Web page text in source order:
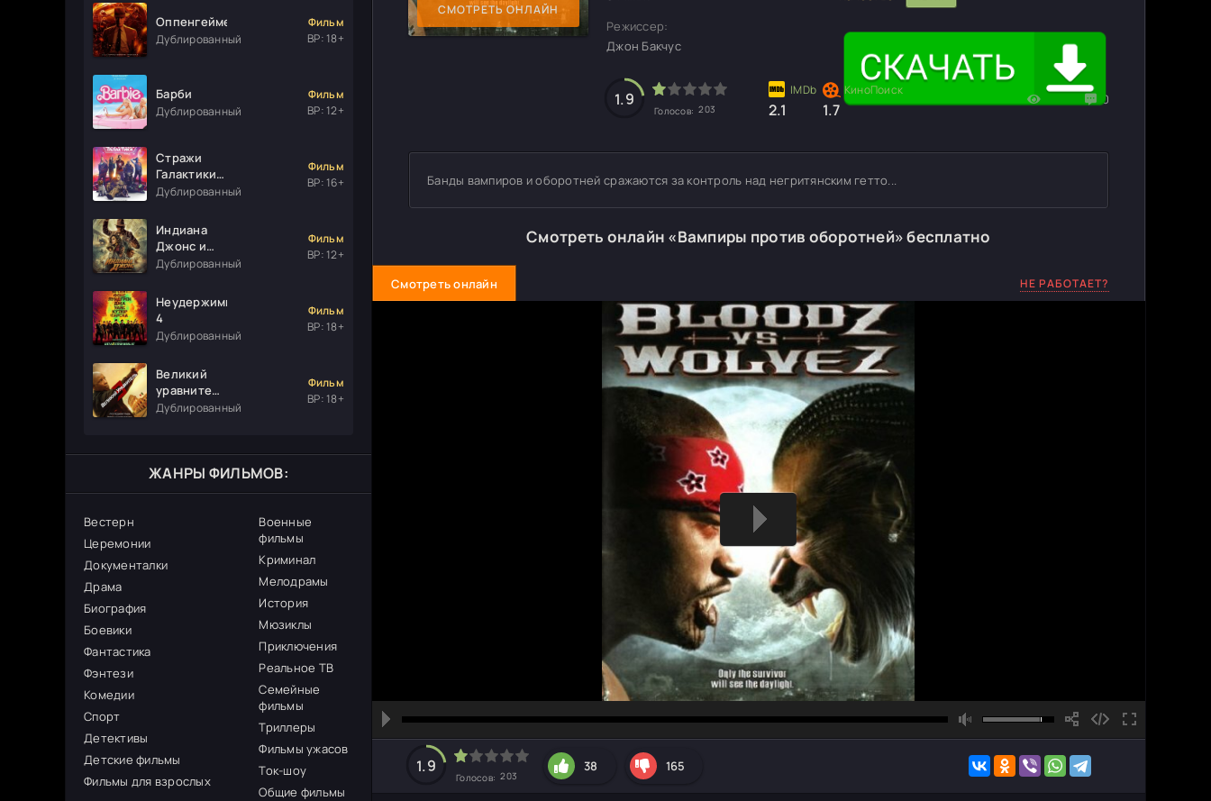
Оппенгеймер
Дублированный
Фильм
ВР: 18+
Барби
Дублированный
Фильм
ВР: 12+
Стражи
Галактики.
Часть 3
Дублированный
Фильм
ВР: 16+
Индиана
Джонс и
колесо
Дублированный
Фильм
ВР: 12+
Неудержимые
4
Дублированный
Фильм
ВР: 18+
Великий
уравнитель
3
Дублированный
Фильм
ВР: 18+
ЖАНРЫ ФИЛЬМОВ:
Вестерн
Церемонии
Документалки
Драма
Биография
Боевики
Фантастика
Фэнтези
Комедии
Спорт
Детективы
Детские фильмы
Фильмы для взрослых
Военные
фильмы
Криминал
Мелодрамы
История
Мюзиклы
Приключения
Реальное ТВ
Семейные
фильмы
Триллеры
Фильмы ужасов
Ток-шоу
Общие фильмы
СМОТРЕТЬ ОНЛАЙН
Режиссер:
Джон Бакчус
1.9
Голосов: 203 2.1 1.7
0
Банды вампиров и оборотней сражаются за контроль над негритянским гетто...
Смотреть онлайн «Вампиры против оборотней» бесплатно
Смотреть онлайн НЕ РАБОТАЕТ?
hd2160
hd1440
highres
hd1080
hd720
large
medium
small
tiny
1.9
Голосов: 203
38 165